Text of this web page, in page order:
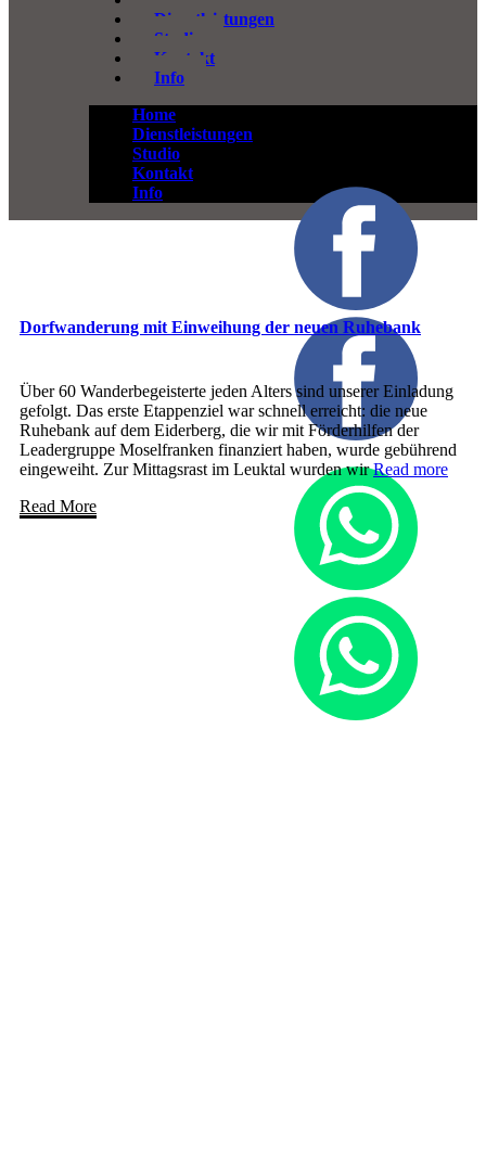
Dienstleistungen
Studio
Kontakt
Info
Home
Dienstleistungen
Studio
Kontakt
Info
Dorfwanderung mit Einweihung der neuen Ruhebank
Über 60 Wanderbegeisterte jeden Alters sind unserer Einladung
gefolgt. Das erste Etappenziel war schnell erreicht: die neue
Ruhebank auf dem Eiderberg, die wir mit Förderhilfen der
Leadergruppe Moselfranken finanziert haben, wurde gebührend
eingeweiht. Zur Mittagsrast im Leuktal wurden wirRead more
Read More